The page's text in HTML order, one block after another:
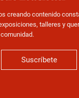
creando contenido
talleres y
Suscríbete